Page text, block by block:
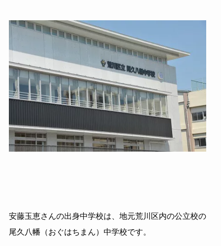
安藤玉恵さんの出身中学校は、地元荒川区内の公立校の
尾久八幡（おぐはちまん）中学校です。